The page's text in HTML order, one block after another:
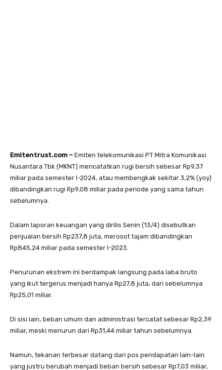
Emitentrust.com – Emiten telekomunikasi PT Mitra Komunikasi
Nusantara Tbk (MKNT) mencatatkan rugi bersih sebesar Rp9,37
miliar pada semester I-2024, atau membengkak sekitar 3,2% (yoy)
dibandingkan rugi Rp9,08 miliar pada periode yang sama tahun
sebelumnya.
Dalam laporan keuangan yang dirilis Senin (13/4) disebutkan
penjualan bersih Rp237,8 juta, merosot tajam dibandingkan
Rp845,24 miliar pada semester I-2023.
Penurunan ekstrem ini berdampak langsung pada laba bruto
yang ikut tergerus menjadi hanya Rp27,8 juta, dari sebelumnya
Rp25,01 miliar.
Di sisi lain, beban umum dan administrasi tercatat sebesar Rp2,39
miliar, meski menurun dari Rp31,44 miliar tahun sebelumnya.
Namun, tekanan terbesar datang dari pos pendapatan lain-lain
yang justru berubah menjadi beban bersih sebesar Rp7,03 miliar,